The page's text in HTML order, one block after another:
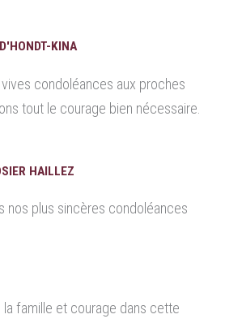
KINA
condoléances aux proches
tout le courage bien nécessaire.
HAILLEZ
nos plus sincères condoléances
famille et courage dans cette